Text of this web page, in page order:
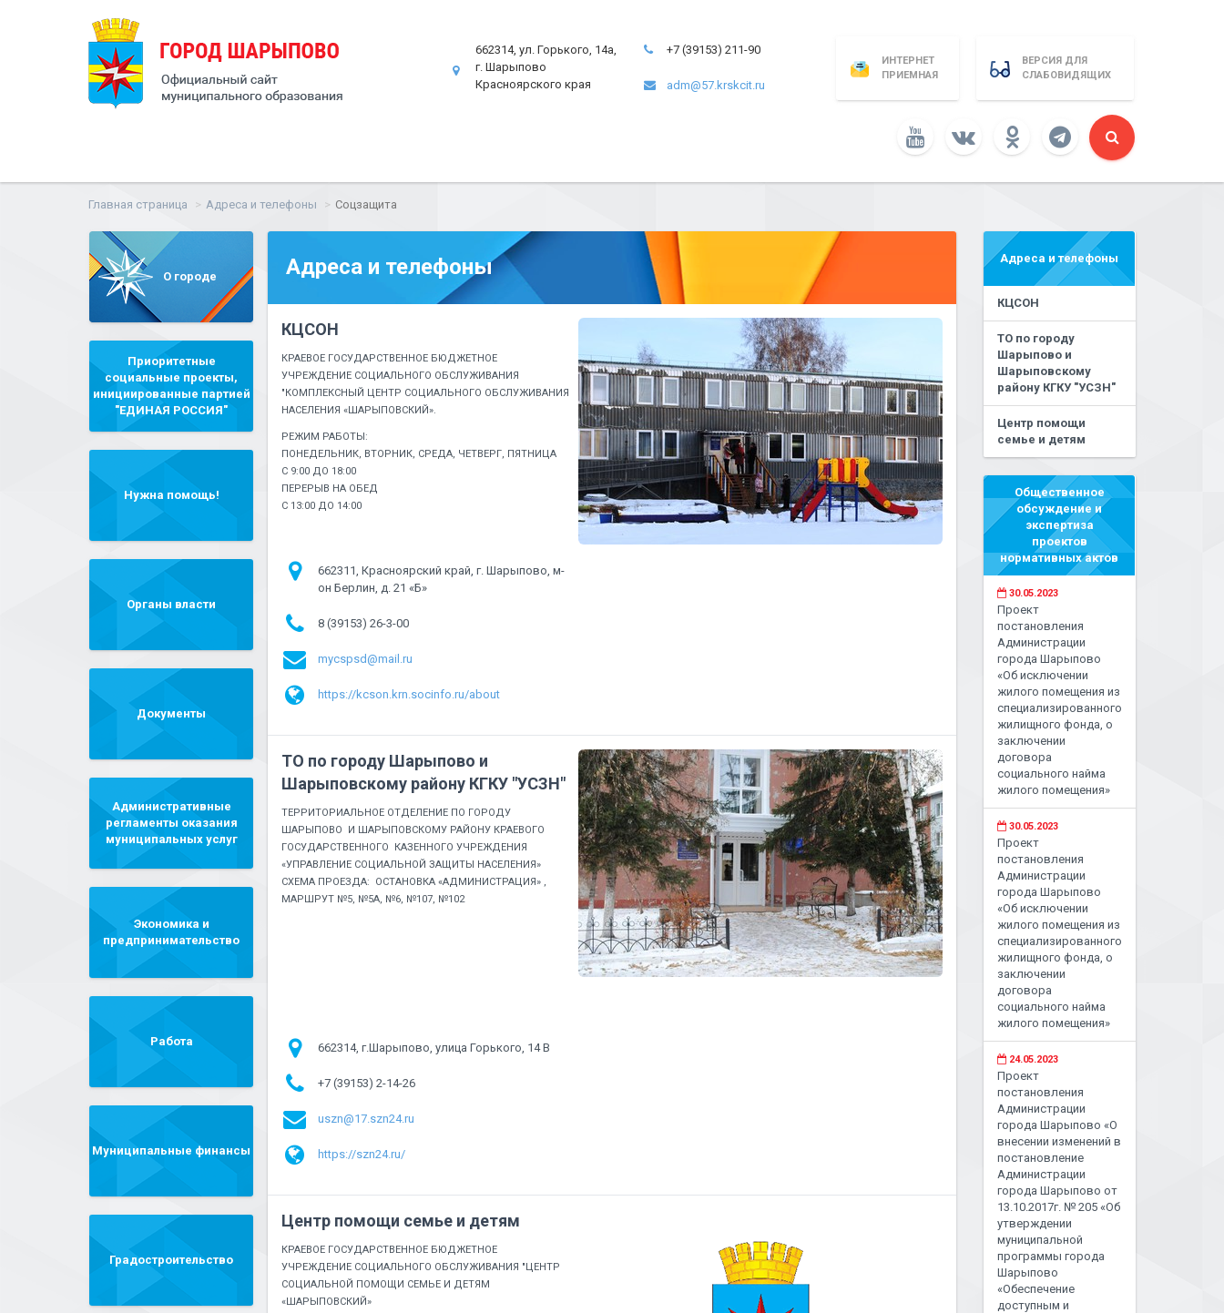
662314, ул. Горького, 14а,
г. Шарыпово
Красноярского края
+7 (39153) 211-90
adm@57.krskcit.ru
ИНТЕРНЕТ
ПРИЕМНАЯ
ВЕРСИЯ ДЛЯ
СЛАБОВИДЯЩИХ
Главная страница Адреса и телефоны Соцзащита
О городе
Приоритетные
социальные проекты,
инициированные партией
"ЕДИНАЯ РОССИЯ"
Нужна помощь!
Органы власти
Документы
Административные
регламенты оказания
муниципальных услуг
Экономика и
предпринимательство
Работа
Муниципальные финансы
Градостроительство
Адреса и телефоны
КЦСОН
КРАЕВОЕ ГОСУДАРСТВЕННОЕ БЮДЖЕТНОЕ
УЧРЕЖДЕНИЕ СОЦИАЛЬНОГО ОБСЛУЖИВАНИЯ
"КОМПЛЕКСНЫЙ ЦЕНТР СОЦИАЛЬНОГО ОБСЛУЖИВАНИЯ
НАСЕЛЕНИЯ «ШАРЫПОВСКИЙ».
РЕЖИМ РАБОТЫ:
ПОНЕДЕЛЬНИК, ВТОРНИК, СРЕДА, ЧЕТВЕРГ, ПЯТНИЦА
С 9:00 ДО 18:00
ПЕРЕРЫВ НА ОБЕД
С 13:00 ДО 14:00
662311, Красноярский край, г. Шарыпово, м-
он Берлин, д. 21 «Б»
8 (39153) 26-3-00
mycspsd@mail.ru
https://kcson.krn.socinfo.ru/about
ТО по городу Шарыпово и
Шарыповскому району КГКУ "УСЗН"
ТЕРРИТОРИАЛЬНОЕ ОТДЕЛЕНИЕ ПО ГОРОДУ
ШАРЫПОВО И ШАРЫПОВСКОМУ РАЙОНУ КРАЕВОГО
ГОСУДАРСТВЕННОГО КАЗЕННОГО УЧРЕЖДЕНИЯ
«УПРАВЛЕНИЕ СОЦИАЛЬНОЙ ЗАЩИТЫ НАСЕЛЕНИЯ»
СХЕМА ПРОЕЗДА: ОСТАНОВКА «АДМИНИСТРАЦИЯ» ,
МАРШРУТ №5, №5А, №6, №107, №102
662314, г.Шарыпово, улица Горького, 14 В
+7 (39153) 2-14-26
uszn@17.szn24.ru
https://szn24.ru/
Центр помощи семье и детям
КРАЕВОЕ ГОСУДАРСТВЕННОЕ БЮДЖЕТНОЕ
УЧРЕЖДЕНИЕ СОЦИАЛЬНОГО ОБСЛУЖИВАНИЯ "ЦЕНТР
СОЦИАЛЬНОЙ ПОМОЩИ СЕМЬЕ И ДЕТЯМ
«ШАРЫПОВСКИЙ»
Адреса и телефоны
КЦСОН
ТО по городу
Шарыпово и
Шарыповскому
району КГКУ "УСЗН"
Центр помощи
семье и детям
Общественное
обсуждение и
экспертиза
проектов
нормативных актов
30.05.2023
Проект
постановления
Администрации
города Шарыпово
«Об исключении
жилого помещения из
специализированного
жилищного фонда, о
заключении
договора
социального найма
жилого помещения»
30.05.2023
Проект
постановления
Администрации
города Шарыпово
«Об исключении
жилого помещения из
специализированного
жилищного фонда, о
заключении
договора
социального найма
жилого помещения»
24.05.2023
Проект
постановления
Администрации
города Шарыпово «О
внесении изменений в
постановление
Администрации
города Шарыпово от
13.10.2017г. № 205 «Об
утверждении
муниципальной
программы города
Шарыпово
«Обеспечение
доступным и